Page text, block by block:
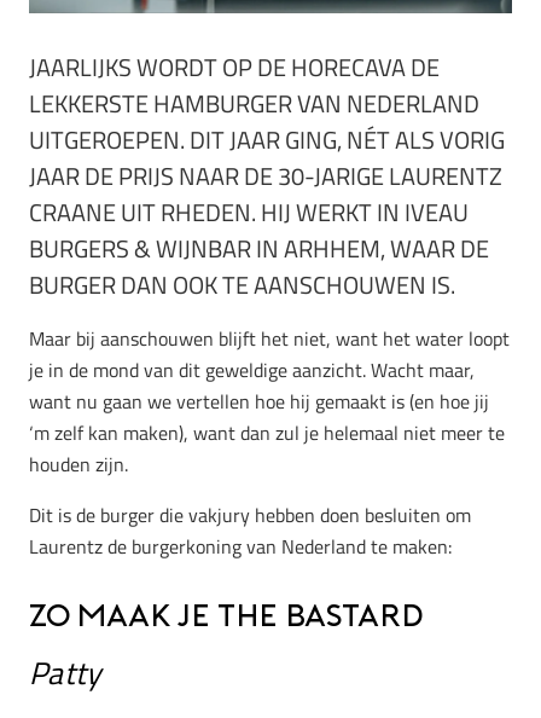
JAARLIJKS WORDT OP DE HORECAVA DE
LEKKERSTE HAMBURGER VAN NEDERLAND
UITGEROEPEN. DIT JAAR GING, NÉT ALS VORIG
JAAR DE PRIJS NAAR DE 30-JARIGE LAURENTZ
CRAANE UIT RHEDEN. HIJ WERKT IN IVEAU
BURGERS & WIJNBAR IN ARHHEM, WAAR DE
BURGER DAN OOK TE AANSCHOUWEN IS.
Maar bij aanschouwen blijft het niet, want het water loopt
je in de mond van dit geweldige aanzicht. Wacht maar,
want nu gaan we vertellen hoe hij gemaakt is (en hoe jij
‘m zelf kan maken), want dan zul je helemaal niet meer te
houden zijn.
Dit is de burger die vakjury hebben doen besluiten om
Laurentz de burgerkoning van Nederland te maken:
Zo maak je The Bastard
Patty